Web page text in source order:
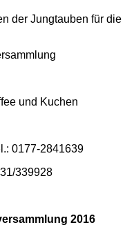
der Jungtauben für die
und Kuchen
0177-2841639
339928
2016